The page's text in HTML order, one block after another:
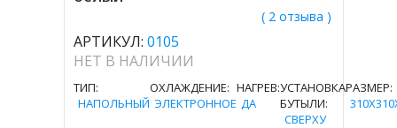
( 2 отзыва )
АРТИКУЛ: 0105
НЕТ В НАЛИЧИИ
ТИП:
НАПОЛЬНЫЙ
ОХЛАЖДЕНИЕ:
ЭЛЕКТРОННОЕ
НАГРЕВ:
ДА
УСТАНОВКА
БУТЫЛИ:
СВЕРХУ
РАЗМЕР: